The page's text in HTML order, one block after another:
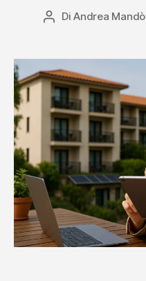
Autore
DiAndrea Mandò